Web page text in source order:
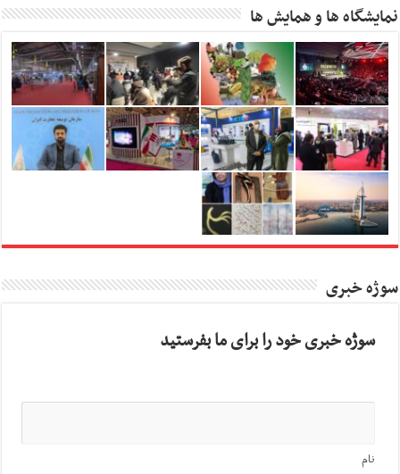
نمایشگاه ها و همایش ها
سوژه خبری
سوژه خبری خود را برای ما بفرستید
نام